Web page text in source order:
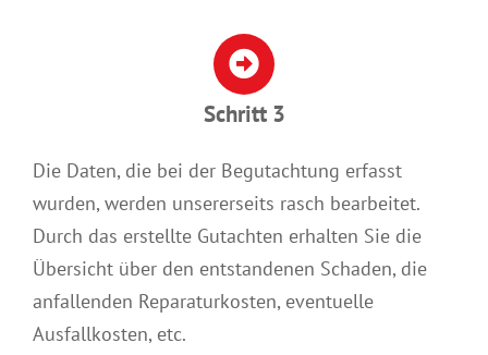
Schritt 3
Die Daten, die bei der Begutachtung erfasst
wurden, werden unsererseits rasch bearbeitet.
Durch das erstellte Gutachten erhalten Sie die
Übersicht über den entstandenen Schaden, die
anfallenden Reparaturkosten, eventuelle
Ausfallkosten, etc.